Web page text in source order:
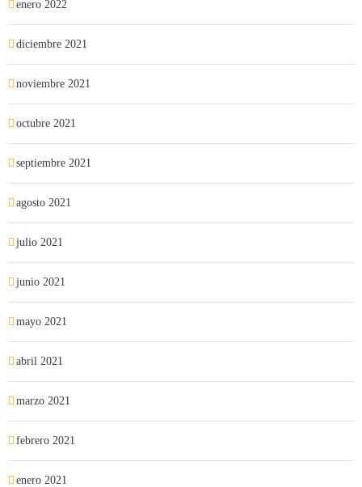
enero 2022
diciembre 2021
noviembre 2021
octubre 2021
septiembre 2021
agosto 2021
julio 2021
junio 2021
mayo 2021
abril 2021
marzo 2021
febrero 2021
enero 2021